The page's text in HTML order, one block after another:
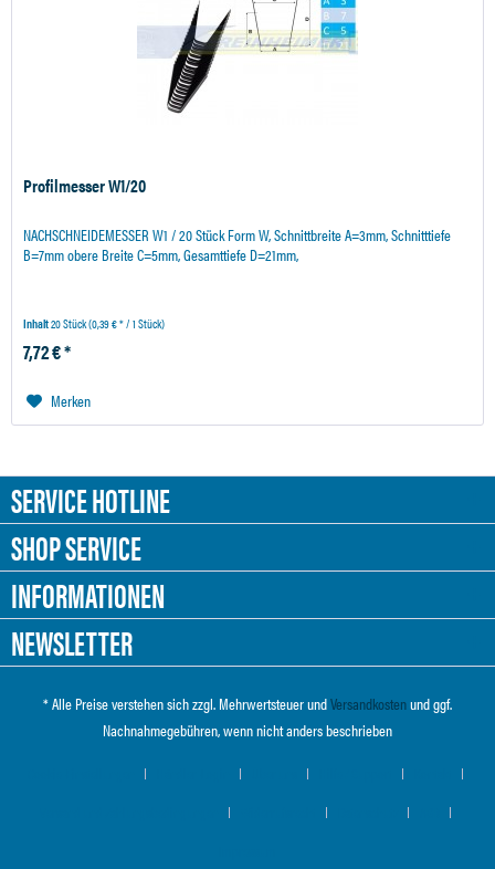
Profilmesser W1/20
NACHSCHNEIDEMESSER W1 / 20 Stück Form W, Schnittbreite A=3mm, Schnitttiefe
B=7mm obere Breite C=5mm, Gesamttiefe D=21mm,
Inhalt20 Stück(0,39 € * / 1 Stück)
7,72 € *
Merken
SERVICE HOTLINE
SHOP SERVICE
INFORMATIONEN
NEWSLETTER
* Alle Preise verstehen sich zzgl. Mehrwertsteuer undVersandkostenund ggf.
Nachnahmegebühren, wenn nicht anders beschrieben